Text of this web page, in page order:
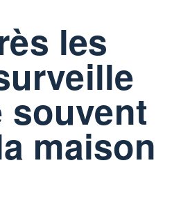
les
souvent
maison